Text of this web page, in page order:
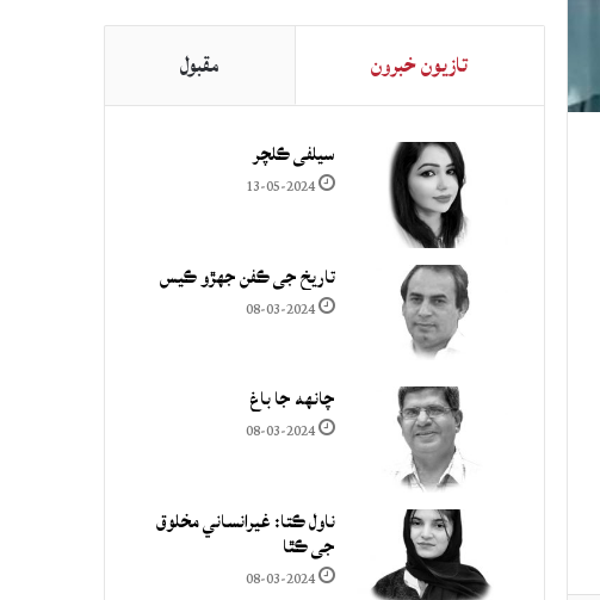
تازيون خبرون مقبول
سيلفي ڪلچر
13-05-2024
تاريخ جي ڪفن جھڙو ڪيس
08-03-2024
چانهه جا باغ
08-03-2024
ناول ڪتا: غيرانساني مخلوق
جي ڪٿا
08-03-2024